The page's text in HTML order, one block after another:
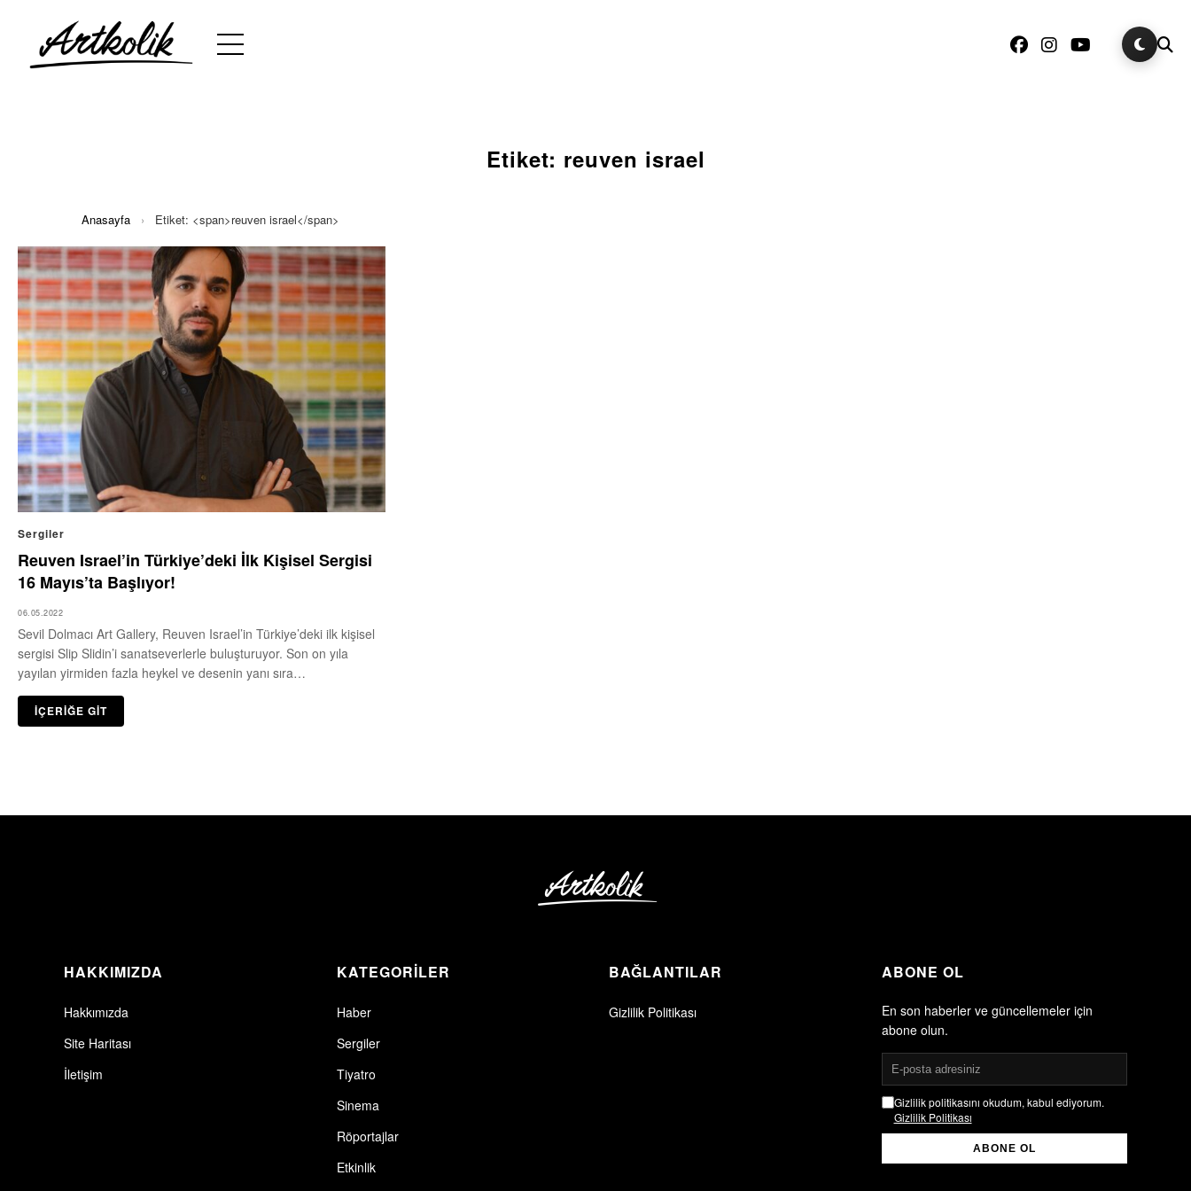
Etiket: reuven israel
Anasayfa › Etiket: <span>reuven israel</span>
Sergiler
Reuven Israel’in Türkiye’deki İlk Kişisel Sergisi
16 Mayıs’ta Başlıyor!
06.05.2022
Sevil Dolmacı Art Gallery, Reuven Israel’in Türkiye’deki ilk kişisel
sergisi Slip Slidin’i sanatseverlerle buluşturuyor. Son on yıla
yayılan yirmiden fazla heykel ve desenin yanı sıra…
İÇERİĞE GİT
HAKKIMIZDA
Hakkımızda
Site Haritası
İletişim
KATEGORİLER
Haber
Sergiler
Tiyatro
Sinema
Röportajlar
Etkinlik
BAĞLANTILAR
Gizlilik Politikası
ABONE OL
En son haberler ve güncellemeler için
abone olun.
Gizlilik politikasını okudum, kabul ediyorum.
Gizlilik Politikası
ABONE OL